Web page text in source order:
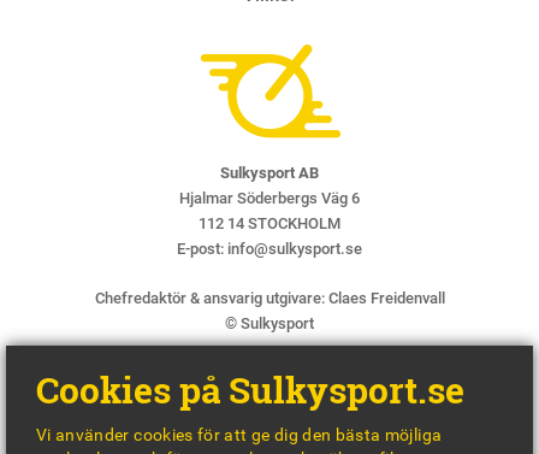
Sulkysport AB
Hjalmar Söderbergs Väg 6
112 14 STOCKHOLM
E-post: info@sulkysport.se
Chefredaktör & ansvarig utgivare: Claes Freidenvall
© Sulkysport
Cookies på Sulkysport.se
Vi använder cookies för att ge dig den bästa möjliga